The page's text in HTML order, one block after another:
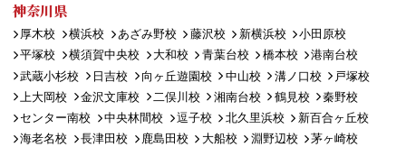
神奈川県
厚木校 横浜校 あざみ野校 藤沢校 新横浜校
小田原校
平塚校
横須賀中央校 大和校 青葉台校 橋本校
港南台校
武蔵小杉校
日吉校 向ヶ丘遊園校 中山校 溝ノ口校
戸塚校
上大岡校
金沢文庫校 二俣川校 湘南台校 鶴見校
秦野校
センター南校
中央林間校 逗子校 北久里浜校
新百合ヶ丘校
海老名校
長津田校 鹿島田校 大船校 淵野辺校
茅ヶ崎校